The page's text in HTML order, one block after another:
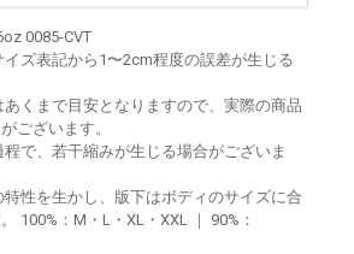
0085-CVT
ズ表記から1〜2cm程度の誤差が生じる
くまで目安となりますので、実際の商品
ございます。
で、若干縮みが生じる場合がございま
性を生かし、版下はボディのサイズに合
100%：M・L・XL・XXL ｜ 90%：